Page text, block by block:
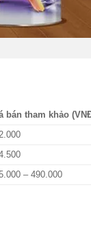
bán tham khảo
– 490.000